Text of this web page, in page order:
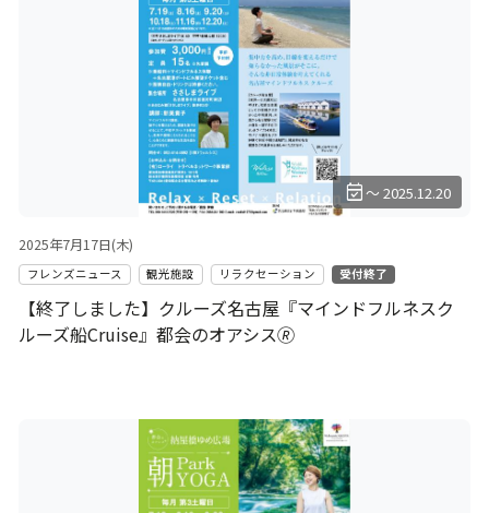
event_available～ 2025.12.20
2025年7月17日(木)
フレンズニュース 観光施設 リラクセーション 受付終了
【終了しました】クルーズ名古屋『マインドフルネスク
ルーズ船Cruise』都会のオアシス🄬